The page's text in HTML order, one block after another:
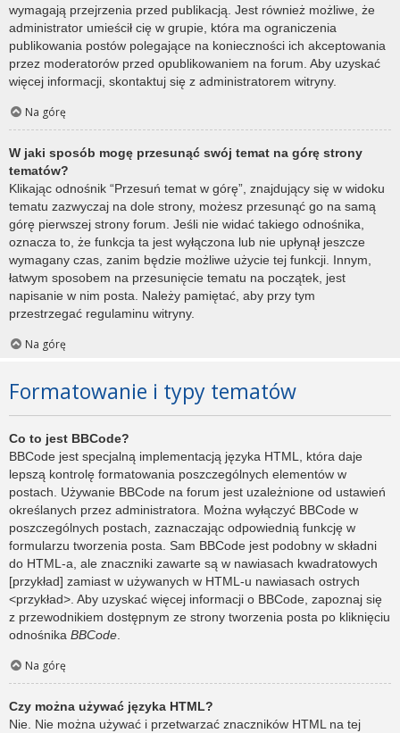
wymagają przejrzenia przed publikacją. Jest również możliwe, że
administrator umieścił cię w grupie, która ma ograniczenia
publikowania postów polegające na konieczności ich akceptowania
przez moderatorów przed opublikowaniem na forum. Aby uzyskać
więcej informacji, skontaktuj się z administratorem witryny.
Na górę
W jaki sposób mogę przesunąć swój temat na górę strony
tematów?
Klikając odnośnik “Przesuń temat w górę”, znajdujący się w widoku
tematu zazwyczaj na dole strony, możesz przesunąć go na samą
górę pierwszej strony forum. Jeśli nie widać takiego odnośnika,
oznacza to, że funkcja ta jest wyłączona lub nie upłynął jeszcze
wymagany czas, zanim będzie możliwe użycie tej funkcji. Innym,
łatwym sposobem na przesunięcie tematu na początek, jest
napisanie w nim posta. Należy pamiętać, aby przy tym
przestrzegać regulaminu witryny.
Na górę
Formatowanie i typy tematów
Co to jest BBCode?
BBCode jest specjalną implementacją języka HTML, która daje
lepszą kontrolę formatowania poszczególnych elementów w
postach. Używanie BBCode na forum jest uzależnione od ustawień
określanych przez administratora. Można wyłączyć BBCode w
poszczególnych postach, zaznaczając odpowiednią funkcję w
formularzu tworzenia posta. Sam BBCode jest podobny w składni
do HTML-a, ale znaczniki zawarte są w nawiasach kwadratowych
[przykład] zamiast w używanych w HTML-u nawiasach ostrych
<przykład>. Aby uzyskać więcej informacji o BBCode, zapoznaj się
z przewodnikiem dostępnym ze strony tworzenia posta po kliknięciu
odnośnika BBCode
Na górę
Czy można używać języka HTML?
Nie. Nie można używać i przetwarzać znaczników HTML na tej